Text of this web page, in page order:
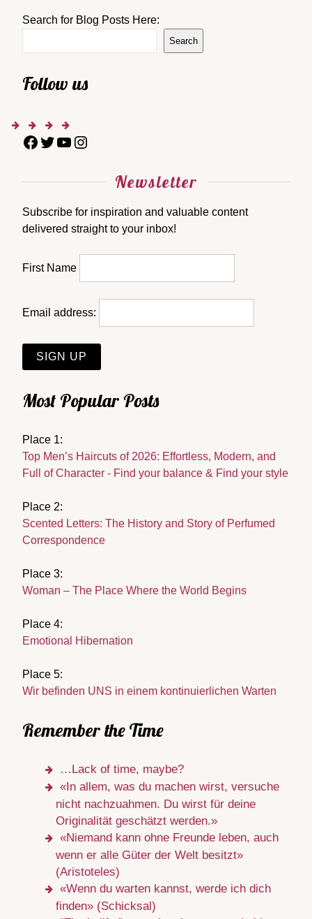
Search for Blog Posts Here:
Search
Follow us
Newsletter
Subscribe for inspiration and valuable content
delivered straight to your inbox!
First Name
Email address:
Most Popular Posts
Place 1:
Top Men’s Haircuts of 2026: Effortless, Modern, and
Full of Character - Find your balance & Find your style
Place 2:
Scented Letters: The History and Story of Perfumed
Correspondence
Place 3:
Woman – The Place Where the World Begins
Place 4:
Emotional Hibernation
Place 5:
Wir befinden UNS in einem kontinuierlichen Warten
Remember the Time
…Lack of time, maybe?
«In allem, was du machen wirst, versuche
nicht nachzuahmen. Du wirst für deine
Originalität geschätzt werden.»
«Niemand kann ohne Freunde leben, auch
wenn er alle Güter der Welt besitzt»
(Aristoteles)
«Wenn du warten kannst, werde ich dich
finden» (Schicksal)